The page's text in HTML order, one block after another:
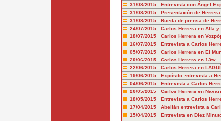
31/08/2015 Entrevista con Ángel
31/08/2015 Presentación de Herrera
31/08/2015 Rueda de prensa de
24/07/2015 Carlos Herrera en Alfa y
18/07/2015 Carlos Herrera en
16/07/2015 Entrevista a Carlos
05/07/2015 Carlos Herrera en El
29/06/2015 Carlos Herrera en 13tv
22/06/2015 Carlos Herrera en
19/06/2015 Expósito entrevista a
04/06/2015 Entrevista a Carlos
26/05/2015 Carlos Herrera en
18/05/2015 Entrevista a Carlos
17/04/2015 Abellán entrevista a
15/04/2015 Entrevista en Diez